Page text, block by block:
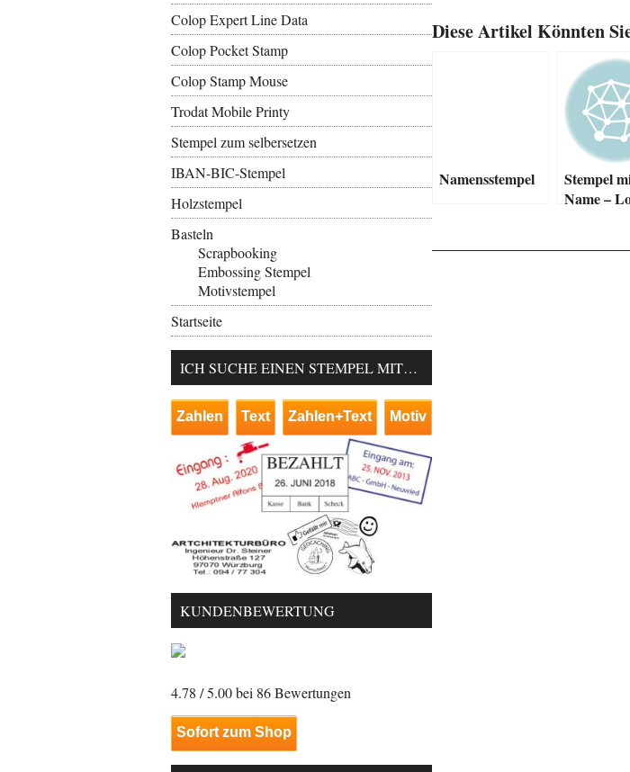
Diese Artikel Könnten
Namensstempel
Stempel
Name –
Colop Expert Line Data
Colop Pocket Stamp
Colop Stamp Mouse
Trodat Mobile Printy
Stempel zum selbersetzen
IBAN-BIC-Stempel
Holzstempel
Basteln
Scrapbooking
Embossing Stempel
Motivstempel
Startseite
ICH SUCHE EINEN STEMPEL MIT…
Zahlen Text Zahlen+Text Motiv
KUNDENBEWERTUNG
4.78 / 5.00 bei 86Bewertungen
Sofort zum Shop